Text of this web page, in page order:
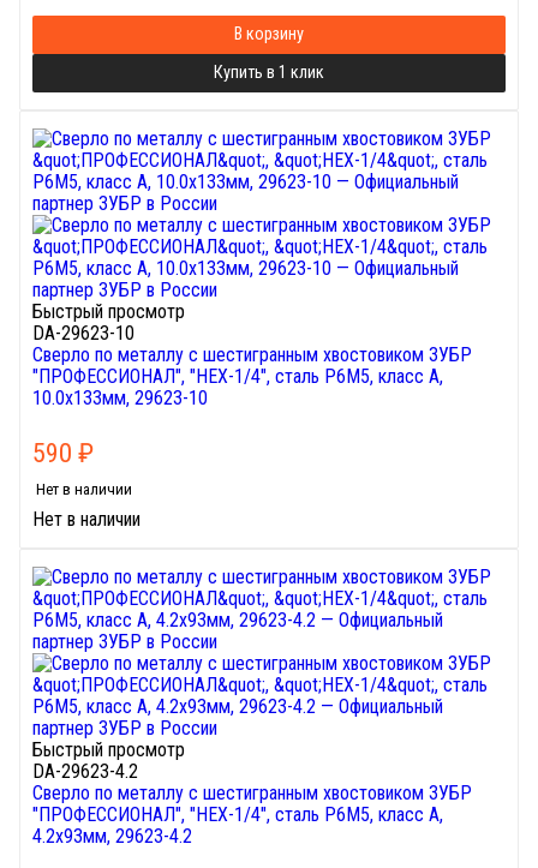
В корзину
Купить в 1 клик
Быстрый просмотр
DA-29623-10
Сверло по металлу с шестигранным хвостовиком ЗУБР
"ПРОФЕССИОНАЛ", "HEX-1/4", сталь Р6М5, класс А,
10.0х133мм, 29623-10
590 ₽
Нет в наличии
Нет в наличии
Быстрый просмотр
DA-29623-4.2
Сверло по металлу с шестигранным хвостовиком ЗУБР
"ПРОФЕССИОНАЛ", "HEX-1/4", сталь Р6М5, класс А,
4.2х93мм, 29623-4.2